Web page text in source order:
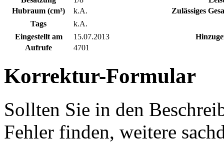
Hubraum (cm³)
k.A.
Zulässiges
Tags
k.A.
Eingestellt am
15.07.2013
Aufrufe
4701
Korrektur-Formular
Sollten Sie in den
Fehler finden, weitere